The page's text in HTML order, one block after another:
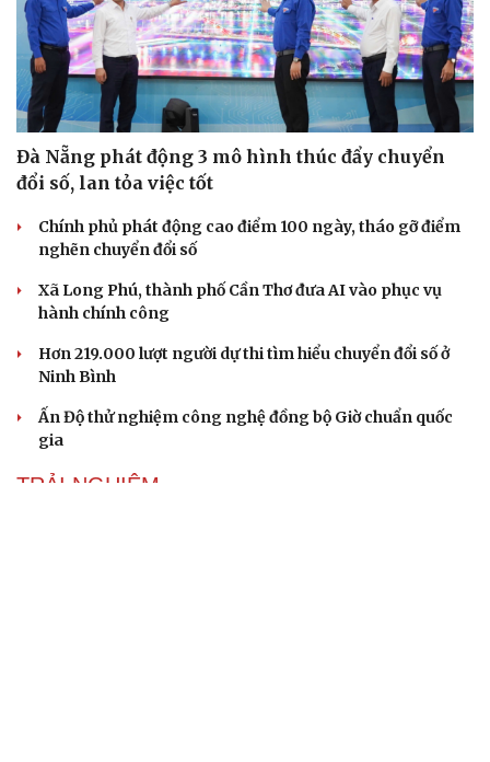
Đà Nẵng phát động 3 mô hình thúc đẩy chuyển
đổi số, lan tỏa việc tốt
Chính phủ phát động cao điểm 100 ngày, tháo gỡ điểm
nghẽn chuyển đổi số
Xã Long Phú, thành phố Cần Thơ đưa AI vào phục vụ
hành chính công
Hơn 219.000 lượt người dự thi tìm hiểu chuyển đổi số ở
Ninh Bình
Ấn Độ thử nghiệm công nghệ đồng bộ Giờ chuẩn quốc
gia
TRẢI NGHIỆM